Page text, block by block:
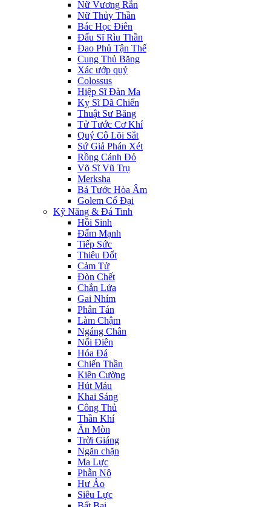
Nữ Vương Rắn
Nữ Thủy Thần
Bác Học Điên
Đấu Sĩ Rìu Thần
Đao Phủ Tận Thế
Cung Thủ Băng
Xác ướp quỷ
Colossus
Hiệp Sĩ Đàn Ma
Kỵ Sĩ Dã Chiến
Thuật Sư Băng
Tử Tước Cơ Khí
Quý Cô Lõi Sắt
Sứ Giả Phán Xét
Rồng Cánh Đỏ
Võ Sĩ Vũ Trụ
Merksha
Bá Tước Hòa Âm
Golem Cổ Đại
Kỹ Năng & Đá Tinh
Hồi Sinh
Đấm Mạnh
Tiếp Sức
Thiêu Đốt
Cảm Tử
Đòn Chết
Chắn Lửa
Gai Nhím
Phân Tán
Làm Chậm
Ngáng Chân
Nổi Điên
Hóa Đá
Chiến Thần
Kiên Cường
Hút Máu
Khai Sáng
Công Thủ
Thần Khí
Ăn Mòn
Trời Giáng
Ngăn chặn
Ma Lực
Phẫn Nộ
Hư Ảo
Siêu Lực